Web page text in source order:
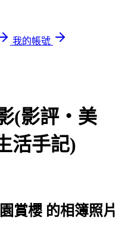
我的帳號
(影評‧美
活手記)
賞櫻 的相簿照片